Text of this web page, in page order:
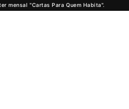
mensal "Cartas Para Quem Habita".